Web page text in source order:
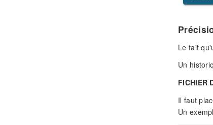
Le fait
Un
FICHIER
Il faut
Un